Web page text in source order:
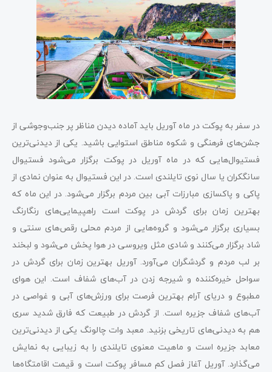
در سفر به پوکت در ماه آوریل باید آماده دیدن مناظر پر جنب‌وجوشی از
جشن‌های فرهنگی و شکوه مناطق استوایی باشید. یکی از دیدنی‌ترین
فستیوال‌هایی که در ماه آوریل در پوکت برگزار می‌شود فستیوال
سانگکران یا سال نوی تایلندی است. در این فستیوال به عنوان نمادی از
پاکی و پاکسازی مبارزات آبی بین مردم برگزار می‌شود. در این ماه که
بهترین زمان برای گردش در پوکت است راهپیمایی‌های رنگارنگ
بسیاری برگزار می‌شود و گروه‌هایی از مردم محلی رقص‌های سنتی و
شاد برگزار می‌کنند و شادی مثل ویروسی در هوا پخش می‌شود و لبخند
بر لب مردم و گردشگران می‌آورد. آوریل بهترین زمان برای گردش در
سواحل خیره‌کننده و شیرجه زدن در آب‌های شفاف است. این هوای
مطبوع و دریای آرام بهترین فرصت برای ورزش‌های آبی و غواصی در
آب‌های شفاف جزیره است. از گردش در طبیعت که فارق شدید سری
هم به دیدنی‌های تاریخی بزنید. معبد وات چالونگ یکی از دیدنی‌ترین
معابد جزیره است و ماهیت معنوی تایلندی را به زیبایی به نمایش
می‌گذارد. آوریل آغاز فصل کم مسافر پوکت است و قیمت اقامتگاه‌ها